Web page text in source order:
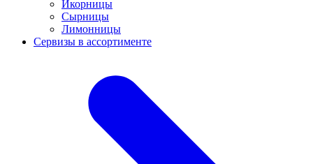
Икорницы
Сырницы
Лимонницы
Сервизы в ассортименте